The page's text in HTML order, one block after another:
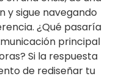
y sigue navegando
¿Qué pasaría
principal
Si la respuesta
de rediseñar tu